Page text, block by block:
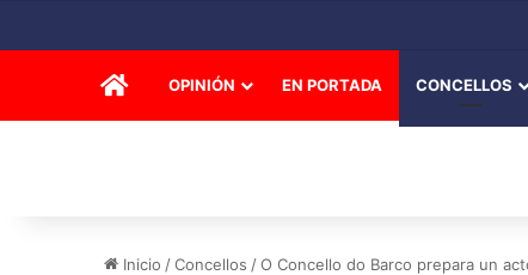
INICIOOPINIÓN EN PORTADA CONCELLOS
Inicio /Concellos /O Concello do Barco prepara un